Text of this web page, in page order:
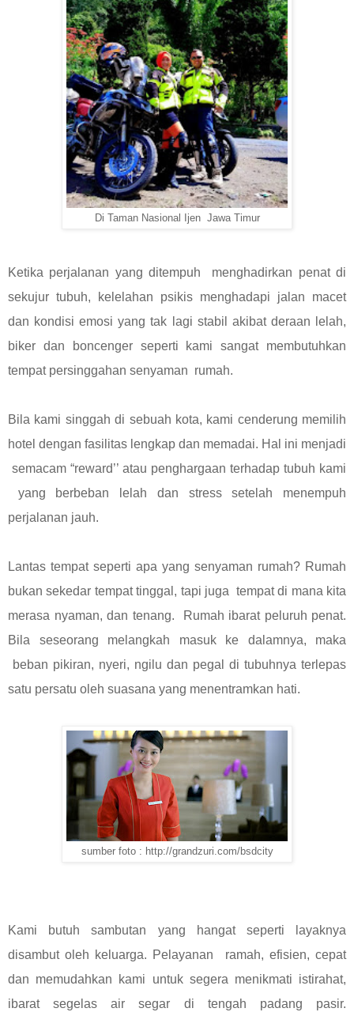
Di Taman Nasional Ijen Jawa Timur
Ketika perjalanan yang ditempuh menghadirkan penat di
sekujur tubuh, kelelahan psikis menghadapi jalan macet
dan kondisi emosi yang tak lagi stabil akibat deraan lelah,
biker dan boncenger seperti kami sangat membutuhkan
tempat persinggahan senyaman rumah.
Bila kami singgah di sebuah kota, kami cenderung memilih
hotel dengan fasilitas lengkap dan memadai. Hal ini menjadi
semacam “reward’’ atau penghargaan terhadap tubuh kami
yang berbeban lelah dan stress setelah menempuh
perjalanan jauh.
Lantas tempat seperti apa yang senyaman rumah? Rumah
bukan sekedar tempat tinggal, tapi juga tempat di mana kita
merasa nyaman, dan tenang. Rumah ibarat peluruh penat.
Bila seseorang melangkah masuk ke dalamnya, maka
beban pikiran, nyeri, ngilu dan pegal di tubuhnya terlepas
satu persatu oleh suasana yang menentramkan hati.
sumber foto : http://grandzuri.com/bsdcity
Kami butuh sambutan yang hangat seperti layaknya
disambut oleh keluarga. Pelayanan ramah, efisien, cepat
dan memudahkan kami untuk segera menikmati istirahat,
ibarat segelas air segar di tengah padang pasir.